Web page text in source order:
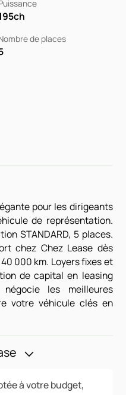
ch
de places
pour les dirigeants
de représentation.
STANDARD, 5 places.
chez Chez Lease dès
000 km. Loyers fixes et
de capital en leasing
négocie les meilleures
votre véhicule clés en
à votre budget,